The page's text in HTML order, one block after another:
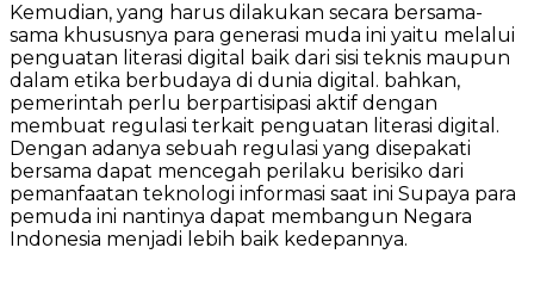
Kemudian, yang harus dilakukan secara bersama-
sama khususnya para generasi muda ini yaitu melalui
penguatan literasi digital baik dari sisi teknis maupun
dalam etika berbudaya di dunia digital. bahkan,
pemerintah perlu berpartisipasi aktif dengan
membuat regulasi terkait penguatan literasi digital.
Dengan adanya sebuah regulasi yang disepakati
bersama dapat mencegah perilaku berisiko dari
pemanfaatan teknologi informasi saat ini Supaya para
pemuda ini nantinya dapat membangun Negara
Indonesia menjadi lebih baik kedepannya.